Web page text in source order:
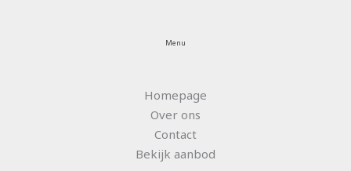
Menu
Homepage
Over ons
Contact
Bekijk aanbod